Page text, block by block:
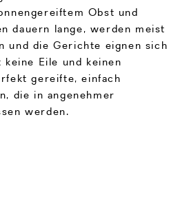
Obst und
dauern lange, werden meist
und die Gerichte eignen sich
Eile und keinen
gereifte, einfach
die in angenehmer
werden.